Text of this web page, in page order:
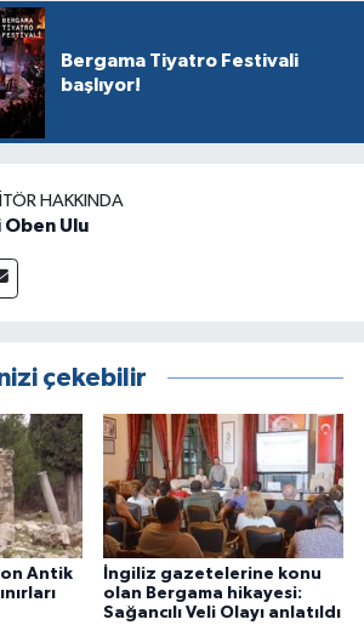
Bergama Tiyatro Festivali
başlıyor!
HAKKINDA
Oben Ulu
çekebilir
Antik
İngiliz gazetelerine konu
olan Bergama hikayesi:
Sağancılı Veli Olayı anlatıldı